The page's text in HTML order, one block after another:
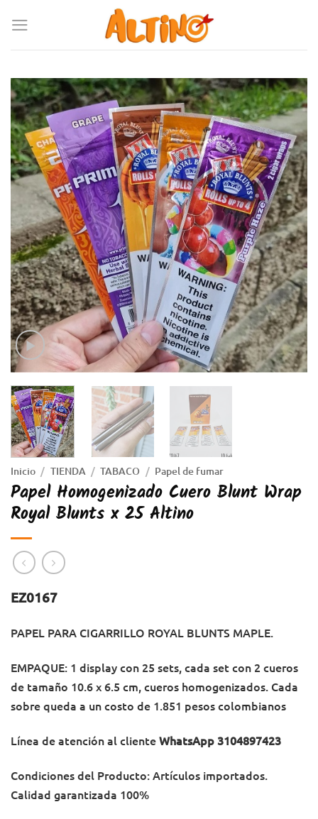
Inicio / TIENDA / TABACO / Papel de fumar
Papel Homogenizado Cuero Blunt Wrap
Royal Blunts x 25 Altino
EZ0167
PAPEL PARA CIGARRILLO ROYAL BLUNTS MAPLE.
EMPAQUE: 1 display con 25 sets, cada set con 2 cueros
de tamaño 10.6 x 6.5 cm, cueros homogenizados. Cada
sobre queda a un costo de 1.851 pesos colombianos
Línea de atención al clienteWhatsApp 3104897423
Condiciones del Producto: Artículos importados.
Calidad garantizada 100%